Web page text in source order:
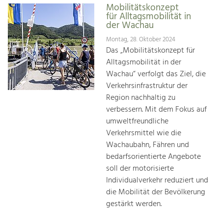
Mobilitätskonzept
für Alltagsmobilität in
der Wachau
Montag, 28. Oktober 2024
Das „Mobilitätskonzept für
Alltagsmobilität in der
Wachau“ verfolgt das Ziel, die
Verkehrsinfrastruktur der
Region nachhaltig zu
verbessern. Mit dem Fokus auf
umweltfreundliche
Verkehrsmittel wie die
Wachaubahn, Fähren und
bedarfsorientierte Angebote
soll der motorisierte
Individualverkehr reduziert und
die Mobilität der Bevölkerung
gestärkt werden.